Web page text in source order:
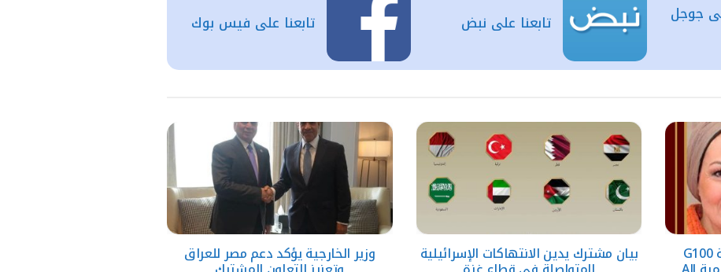
تابعنا على فيس بوك تابعنا على نبض جوجل
چرمين عامر تنضم إلى منظمة G100 بيان مشترك يدين الانتهاكات الإسرائيلية وزير الخارجية يؤكد دعم مصر للعراق